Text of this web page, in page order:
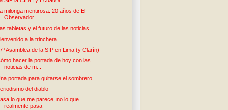
La milonga mentirosa: 20 años de El
Observador
tabletas y el futuro de las noticias
a la trinchera
Asamblea de la SIP en Lima (y Clarín)
hacer la portada de hoy con las
noticias de m...
portada para quitarse el sombrero
del diablo
lo que me parece, no lo que
realmente pasa